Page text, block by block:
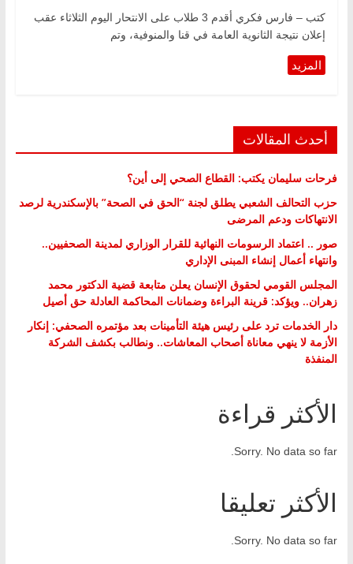
كتب – فارس فكري أقدم 3 طلاب على الانتحار اليوم الثلاثاء عقب
إعلان نتيجة الثانوية العامة في قنا والمنوفية، وتم
أحدث المقالات
فرحات سليمان يكتب: القطاع الصحي إلى أين؟
حزب التحالف الشعبي يطلق لجنة “الحق في الصحة” بالإسكندرية لرصد
الانتهاكات ودعم المرضى
صور .. اعتماد الرسومات النهائية للقرار الوزاري لمدينة الصحفيين..
وانتهاء أعمال إنشاء المبنى الإداري
المجلس القومي لحقوق الإنسان يعلن متابعة قضية الدكتور محمد
زهران.. ويؤكد: قرينة البراءة وضمانات المحاكمة العادلة حق أصيل
دار الخدمات ترد على رئيس هيئة التأمينات بعد مؤتمره الصحفي: إنكار
الأزمة لا ينهي معاناة أصحاب المعاشات.. ونطالب بكشف الشركة
المنفذة
الأكثر قراءة
Sorry. No data so far.
الأكثر تعليقا
Sorry. No data so far.